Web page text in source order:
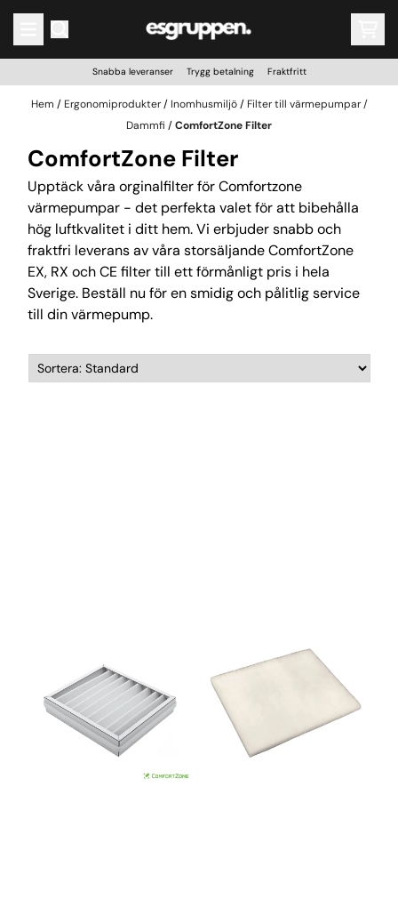
Hoppa till innehåll
Snabba leveranser Trygg betalning Fraktfritt
Hem / Ergonomiprodukter/ Inomhusmiljö/ Filter till värmepumpar /
Dammfi /ComfortZone Filter
ComfortZone Filter
Upptäck våra orginalfilter för Comfortzone
värmepumpar - det perfekta valet för att bibehålla
hög luftkvalitet i ditt hem. Vi erbjuder snabb och
fraktfri leverans av våra storsäljande ComfortZone
EX, RX och CE filter till ett förmånligt pris i hela
Sverige. Beställ nu för en smidig och pålitlig service
till din värmepump.